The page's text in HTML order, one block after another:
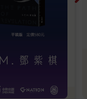
了一些地區用
的，沒有任何
的親簽。